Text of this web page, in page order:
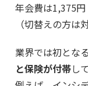
年会費は1,375
（切替えの方は
業界では初となる
と保険が付帯し